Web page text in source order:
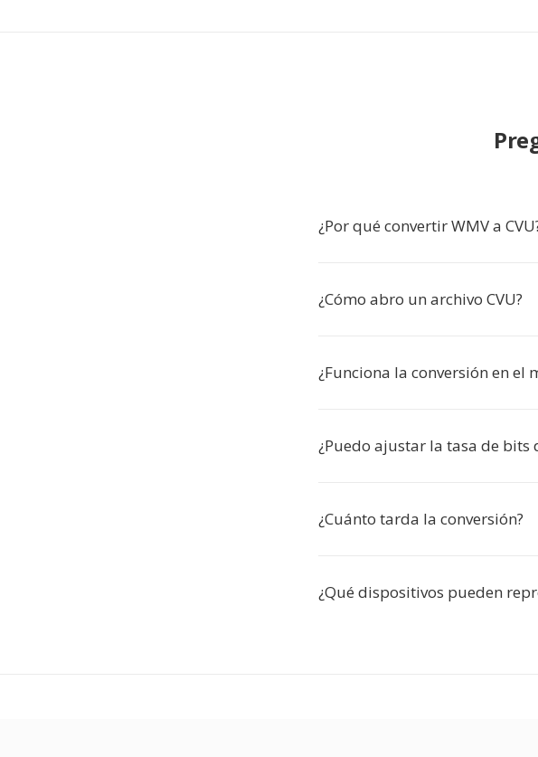
¿Por qué convertir WMV a
¿Cómo abro un archivo CVU?
¿Funciona la conversión en el
¿Puedo ajustar la tasa de bits
¿Cuánto tarda la conversión?
¿Qué dispositivos pueden